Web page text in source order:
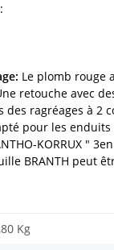
Le plomb rouge
retouche avec
ragréages à 2
pour les
KORRUX "
BRANTH peut
Kg